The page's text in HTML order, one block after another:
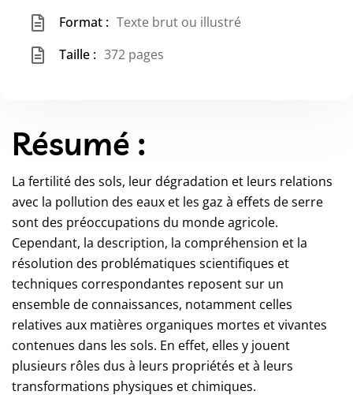
Format : Texte brut ou illustré
Taille : 372 pages
Résumé :
La fertilité des sols, leur dégradation et leurs relations
avec la pollution des eaux et les gaz à effets de serre
sont des préoccupations du monde agricole.
Cependant, la description, la compréhension et la
résolution des problématiques scientifiques et
techniques correspondantes reposent sur un
ensemble de connaissances, notamment celles
relatives aux matières organiques mortes et vivantes
contenues dans les sols. En effet, elles y jouent
plusieurs rôles dus à leurs propriétés et à leurs
transformations physiques et chimiques.